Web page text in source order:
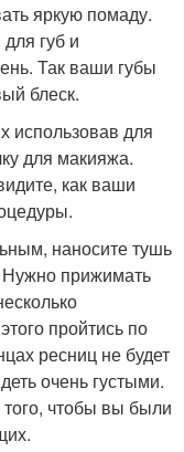
яркую помаду.
губ и
Так ваши губы
блеск.
использовав для
для макияжа.
как ваши
наносите тушь
прижимать
пройтись по
ресниц не будет
очень густыми.
чтобы вы были